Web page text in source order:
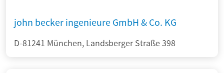
john becker ingenieure GmbH & Co. KG
D-81241 München, Landsberger Straße 398